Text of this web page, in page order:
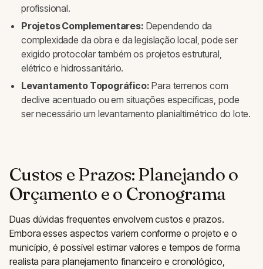
profissional.
Projetos Complementares: Dependendo da
complexidade da obra e da legislação local, pode ser
exigido protocolar também os projetos estrutural,
elétrico e hidrossanitário.
Levantamento Topográfico: Para terrenos com
declive acentuado ou em situações específicas, pode
ser necessário um levantamento planialtimétrico do lote.
Custos e Prazos: Planejando o
Orçamento e o Cronograma
Duas dúvidas frequentes envolvem custos e prazos.
Embora esses aspectos variem conforme o projeto e o
município, é possível estimar valores e tempos de forma
realista para planejamento financeiro e cronológico,